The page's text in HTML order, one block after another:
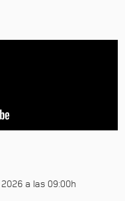
a las 09:00h